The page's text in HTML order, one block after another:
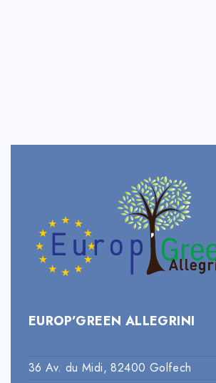
EUROP’GREEN ALLEGRINI
36 Av. du Midi, 82400 Golfech